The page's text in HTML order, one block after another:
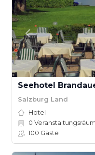
Seehotel
Salzburg Land
Hotel
0
100 Gäste